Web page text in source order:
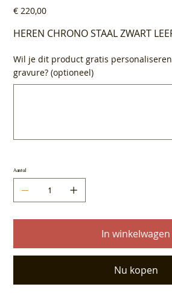
Prijs
€ 220,00
HEREN CHRONO STAAL ZWART
Wil je dit product gratis
gravure? (optioneel)
Aantal
In winkelwagen
Nu kopen